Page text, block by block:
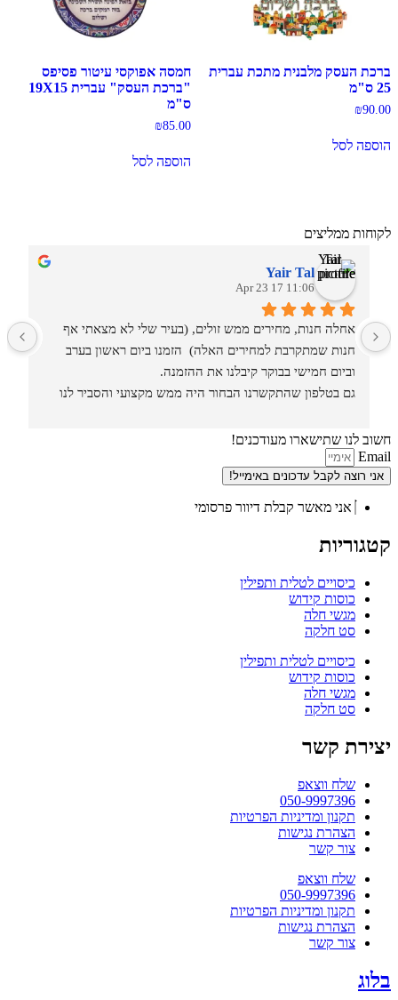
ברכת העסק מלבנית מתכת עברית
25 ס"מ
₪90.00
הוספה לסל
חמסה אפוקסי עיטור פסיפס
"ברכת העסק" עברית 19X15
ס"מ
₪85.00
הוספה לסל
לקוחות ממליצים
Yair Tal
11:06 17 Apr 23
וביום חמישי בבוקר קיבלנו את ההזמנה.
חשוב לנו שתישארו מעודכנים!
Email
אני רוצה לקבל עדכונים באימייל!
אני מאשר קבלת דיוור פרסומי
קטגוריות
כיסויים לטלית ותפילין
כוסות קידוש
מגשי חלה
סט חלקה
כיסויים לטלית ותפילין
כוסות קידוש
מגשי חלה
סט חלקה
יצירת קשר
שלח ווצאפ
050-9997396
תקנון ומדיניות הפרטיות
הצהרת נגישות
צור קשר
שלח ווצאפ
050-9997396
תקנון ומדיניות הפרטיות
הצהרת נגישות
צור קשר
בלוג